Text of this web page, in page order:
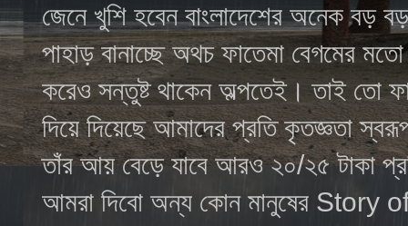
জেনে খুশি হবেন বাংলাদেশের অনেক বড় বড়
পাহাড় বানাচ্ছে অথচ ফাতেমা বেগমের
করেও সন্তুষ্ট থাকেন অল্পতেই। তাই তো
দিয়ে দিয়েছে আমাদের প্রতি কৃতজ্ঞতা
তাঁর আয় বেড়ে যাবে আরও ২০/২৫ টাকা
আমরা দিবো অন্য কোন মানুষের Story